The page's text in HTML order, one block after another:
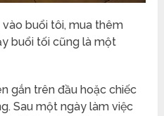
buổi tôi, mua thêm
buổi tối cũng là một
gắn trên đầu hoặc chiếc
Sau một ngày làm việc